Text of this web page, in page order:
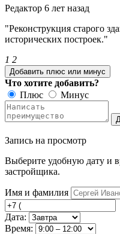
Редактор 6 лет назад
"Реконструкция старого
исторических построек."
1 2
Добавить плюс или минус
Что хотите добавить?
Плюс
Минус
Запись на просмотр
Выберите удобную дату и
застройщика.
Имя и фамилия
Дата:
Время: